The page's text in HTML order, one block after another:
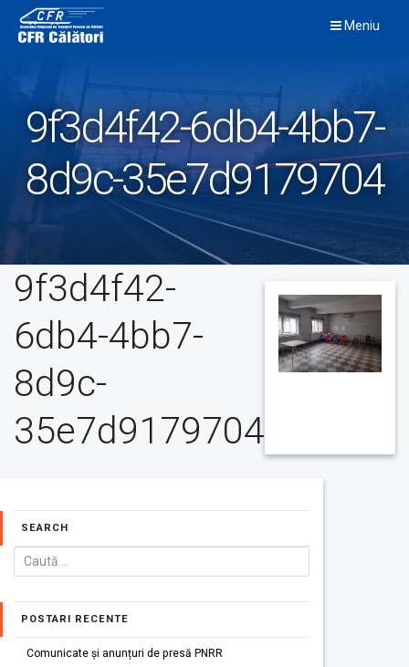
content
Meniu
9f3d4f42-6db4-4bb7-
8d9c-35e7d9179704
9f3d4f42-
6db4-4bb7-
8d9c-
35e7d9179704
SEARCH
POSTARI RECENTE
Comunicate și anunțuri de presă PNRR